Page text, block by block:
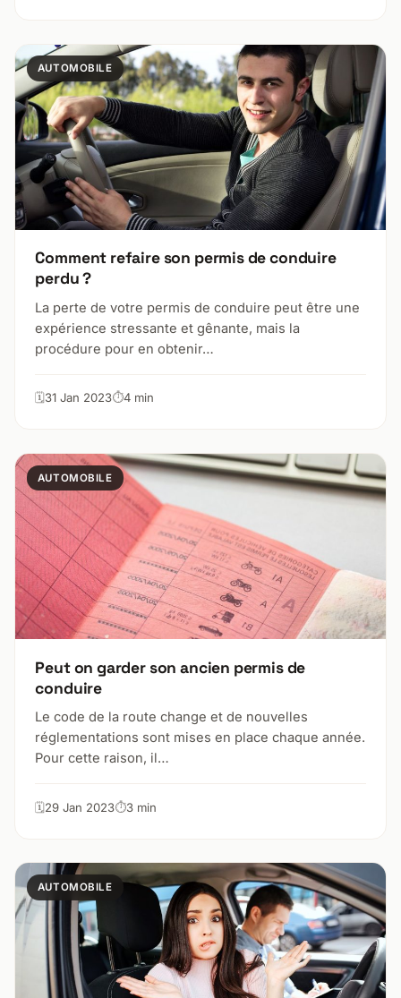
AUTOMOBILE
Comment refaire son permis de conduire
perdu ?
La perte de votre permis de conduire peut être une
expérience stressante et gênante, mais la
procédure pour en obtenir…
31 Jan 2023 4 min
AUTOMOBILE
Peut on garder son ancien permis de
conduire
Le code de la route change et de nouvelles
réglementations sont mises en place chaque année.
Pour cette raison, il…
29 Jan 2023 3 min
AUTOMOBILE